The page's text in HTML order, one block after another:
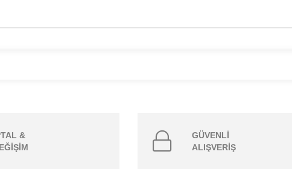
&
GÜVENLİ
ALIŞVERİŞ